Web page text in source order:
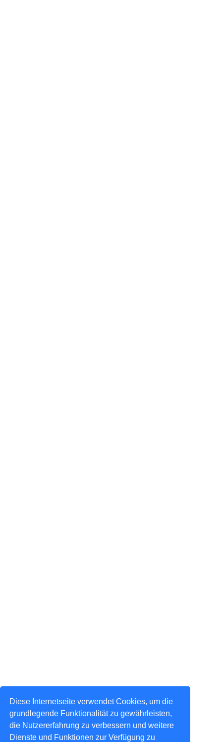
Diese Internetseite verwendet Cookies, um die
grundlegende Funktionalität zu gewährleisten,
die Nutzererfahrung zu verbessern und weitere
Dienste und Funktionen zur Verfügung zu